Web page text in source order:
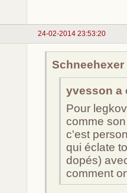
24-02-2014 23:53:20
Schneehexer
yvesson a
Pour
comme
c'est
qui éclate
dopés)
comment